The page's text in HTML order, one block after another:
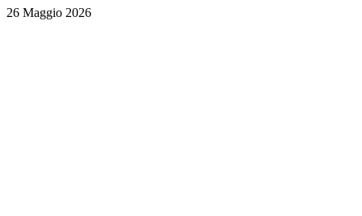
26 Maggio 2026